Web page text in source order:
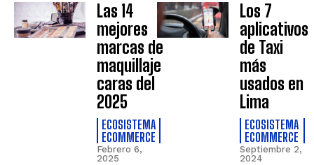
Las 14
mejores
marcas de
maquillaje
caras del
2025
ECOSISTEMA
ECOMMERCE
Febrero 6,
2025
Los 7
aplicativos
de Taxi
más
usados en
Lima
ECOSISTEMA
ECOMMERCE
Septiembre 2,
2024